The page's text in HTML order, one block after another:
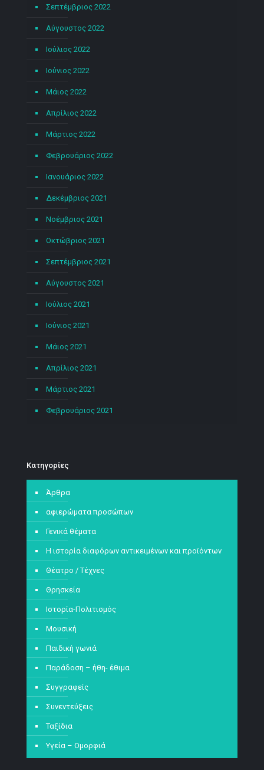
Σεπτέμβριος 2022
Αύγουστος 2022
Ιούλιος 2022
Ιούνιος 2022
Μάιος 2022
Απρίλιος 2022
Μάρτιος 2022
Φεβρουάριος 2022
Ιανουάριος 2022
Δεκέμβριος 2021
Νοέμβριος 2021
Οκτώβριος 2021
Σεπτέμβριος 2021
Αύγουστος 2021
Ιούλιος 2021
Ιούνιος 2021
Μάιος 2021
Απρίλιος 2021
Μάρτιος 2021
Φεβρουάριος 2021
Kατηγορίες
Άρθρα
αφιερώματα προσώπων
Γενικά θέματα
Η ιστορία διαφόρων αντικειμένων και προϊόντων
Θέατρο / Τέχνες
Θρησκεία
Ιστορία-Πολιτισμός
Μουσική
Παιδική γωνιά
Παράδοση – ήθη- έθιμα
Συγγραφείς
Συνεντεύξεις
Ταξίδια
Υγεία – Ομορφιά